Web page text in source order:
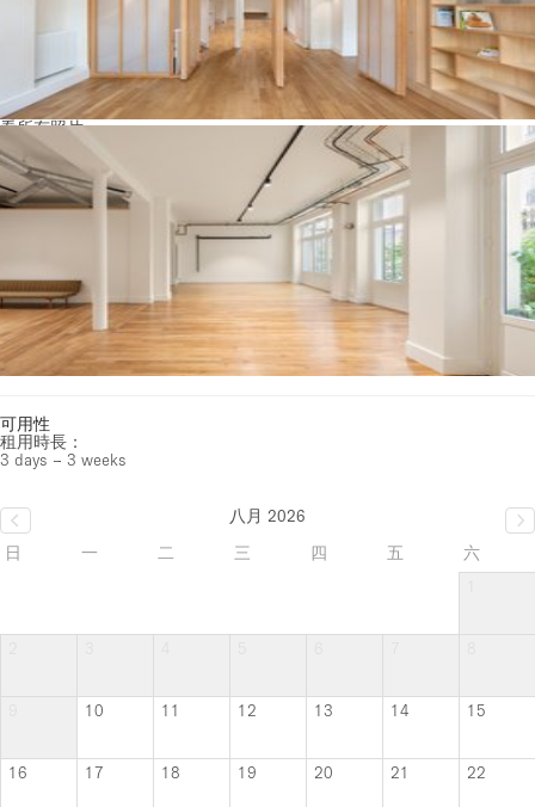
看所有照片
可用性
租用時長：
3 days – 3 weeks
八月 2026
日
一 二 三 四 五
六
10 11 12 13 14 15
16 17 18 19 20 21 22